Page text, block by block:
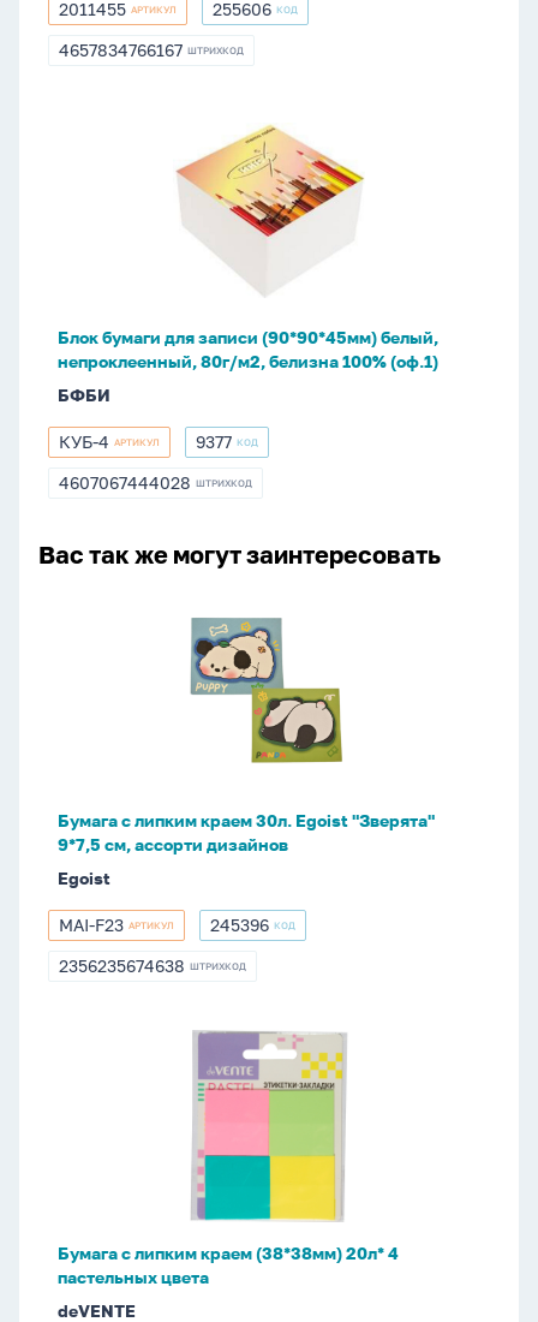
2011455
2011455 АРТИКУЛ 255606
255606 КОД
4657834766167
4657834766167 ШТРИХКОД
(90*90*45мм)
м2,
белизна
100%
(оф.1)
Блок бумаги для записи (90*90*45мм) белый,
непроклеенный, 80г/м2, белизна 100% (оф.1)
БФБИ
КУБ-4
КУБ-4 АРТИКУЛ 9377
9377 КОД
4607067444028
4607067444028 ШТРИХКОД
Вас так же могут заинтересовать
см,
ассорти
дизайнов
Бумага с липким краем 30л. Egoist "Зверята"
9*7,5 см, ассорти дизайнов
Egoist
MAI-
F23
MAI-F23 АРТИКУЛ 245396
245396 КОД
2356235674638
2356235674638 ШТРИХКОД
цвета
Бумага с липким краем (38*38мм) 20л* 4
пастельных цвета
deVENTE